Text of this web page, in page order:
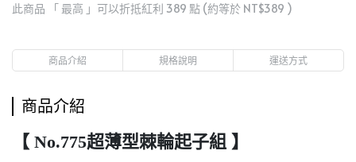
此商品 「 最高 」可以折抵紅利 389 點 (約等於 NT$389 )
商品介紹 規格說明 運送方式
商品介紹
【 No.775超薄型棘輪起子組 】